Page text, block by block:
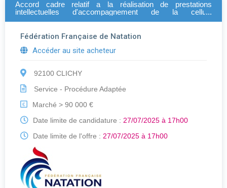
Accord cadre relatif a la réalisation de prestations
intellectuelles d'accompagnement de la cellule
Fédération Française de Natation
Accéder au site acheteur
92100 CLICHY
Service - Procédure Adaptée
€
Marché > 90 000 €
Date limite de candidature : 27/07/2025 à 17h00
Date limite de l'offre : 27/07/2025 à 17h00